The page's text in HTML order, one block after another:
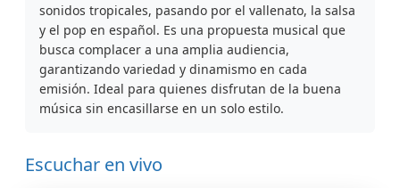
sonidos tropicales, pasando por el vallenato, la salsa
y el pop en español. Es una propuesta musical que
busca complacer a una amplia audiencia,
garantizando variedad y dinamismo en cada
emisión. Ideal para quienes disfrutan de la buena
música sin encasillarse en un solo estilo.
Escuchar en vivo